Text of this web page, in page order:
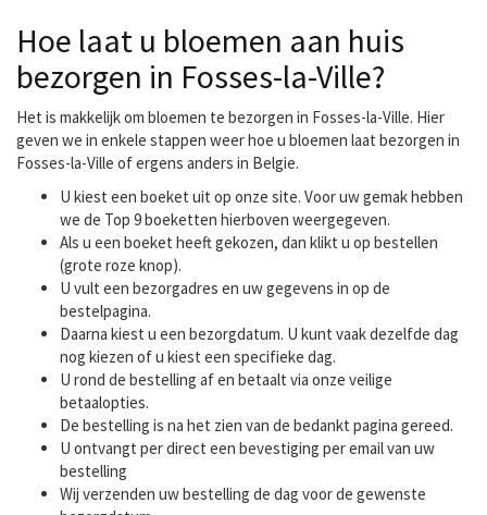
Hoe laat u bloemen aan huis
bezorgen in Fosses-la-Ville?
Het is makkelijk om bloemen te bezorgen in Fosses-la-Ville. Hier
geven we in enkele stappen weer hoe u bloemen laat bezorgen in
Fosses-la-Ville of ergens anders in Belgie.
U kiest een boeket uit op onze site. Voor uw gemak hebben
we de Top 9 boeketten hierboven weergegeven.
Als u een boeket heeft gekozen, dan klikt u op bestellen
(grote roze knop).
U vult een bezorgadres en uw gegevens in op de
bestelpagina.
Daarna kiest u een bezorgdatum. U kunt vaak dezelfde dag
nog kiezen of u kiest een specifieke dag.
U rond de bestelling af en betaalt via onze veilige
betaalopties.
De bestelling is na het zien van de bedankt pagina gereed.
U ontvangt per direct een bevestiging per email van uw
bestelling
Wij verzenden uw bestelling de dag voor de gewenste